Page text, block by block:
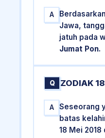
A
Jawa,
jatuh pada
Jumat Pon.
Q ZODIAK
A
Seseorang
batas
18 Mei